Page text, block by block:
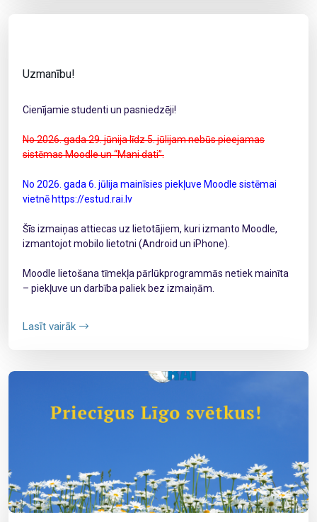
Uzmanību!
Cienījamie studenti un pasniedzēji!
No 2026. gada 29. jūnija līdz 5. jūlijam nebūs pieejamas
sistēmas Moodle un “Mani dati”.
No 2026. gada 6. jūlija mainīsies piekļuve Moodle sistēmai
vietnē https://estud.rai.lv
Šīs izmaiņas attiecas uz lietotājiem, kuri izmanto Moodle,
izmantojot mobilo lietotni (Android un iPhone).
Moodle lietošana tīmekļa pārlūkprogrammās netiek mainīta
– piekļuve un darbība paliek bez izmaiņām.
Lasīt vairāk